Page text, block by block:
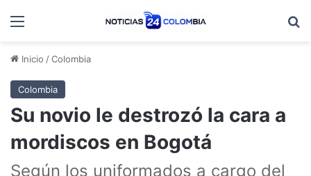
Menú
Inicio /Colombia
Colombia
Su novio le destrozó la cara a
mordiscos en Bogotá
Según los uniformados a cargo del